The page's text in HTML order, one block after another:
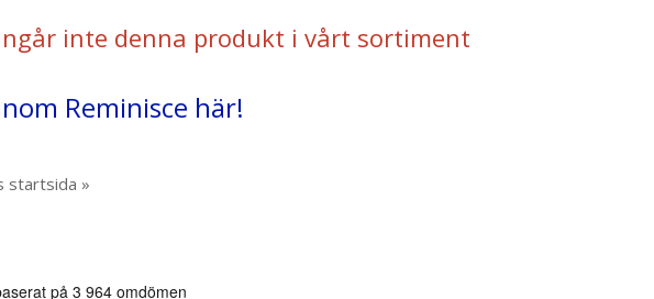
inte denna produkt i vårt sortiment
Reminisce här!
startsida »